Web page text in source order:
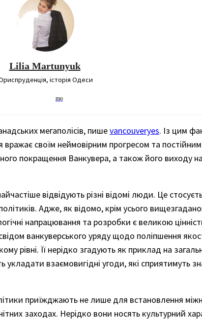
Lilia Martunyuk
історія Одеси
мегаполісів, пишеvancouveryes. Із цим
своїм неймовірним прогресом та
покращення Ванкувера, а також його виходу на
відвідують різні відомі люди. Це
Адже, як відомо, крім усього
напрацювання та розробки є великою
ванкуверського уряду щодо поліпшення
рівні. Її нерідко згадують як приклад на
взаємовигідні угоди, які сприятимуть
приїжджають не лише для встановлення
заходах. Нерідко вони носять культурний